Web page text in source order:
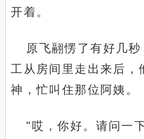
开着。
原飞翮愣了有好几
工从房间里走出来后，
神，忙叫住那位阿姨。
"哎，你好。请问一